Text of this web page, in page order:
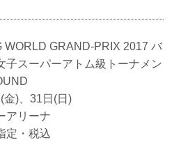
WORLD GRAND-PRIX 2017 バ
子スーパーアトム級トーナメン
金)、31日(日)
アリーナ
定・税込